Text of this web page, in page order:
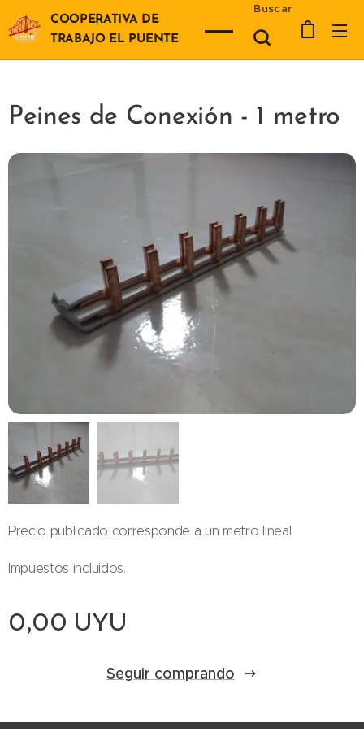
COOPERATIVA DE
TRABAJO EL PUENTE
Buscar
Peines de Conexión - 1 metro
Precio publicado corresponde a un metro lineal.
Impuestos incluidos.
0,00 UYU
Seguir comprando